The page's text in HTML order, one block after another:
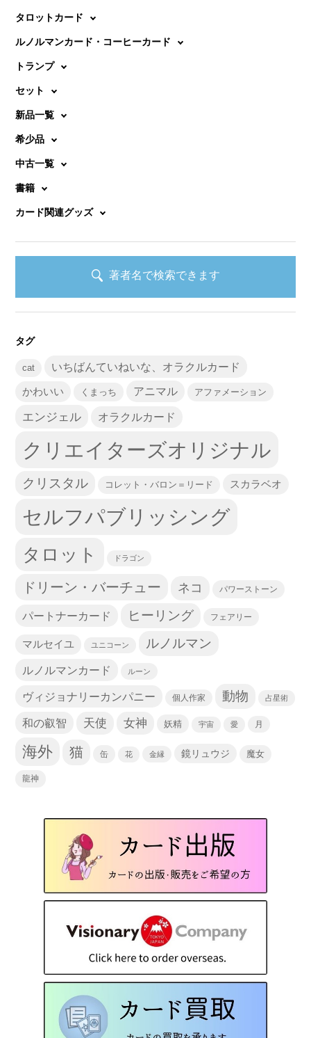
タロットカード
ルノルマンカード・コーヒーカード
トランプ
セット
新品一覧
希少品
中古一覧
書籍
カード関連グッズ
著者名で検索できます
タグ
cat いちばんていねいな、オラクルカード
かわいい くまっち アニマル アファメーション
エンジェル オラクルカード
クリエイターズオリジナル
クリスタル コレット・バロン＝リード スカラベオ
セルフパブリッシング
タロット ドラゴン
ドリーン・バーチュー ネコ パワーストーン
パートナーカード ヒーリング フェアリー
マルセイユ ユニコーン ルノルマン
ルノルマンカード ルーン
ヴィジョナリーカンパニー 個人作家 動物 占星術
和の叡智 天使 女神 妖精 宇宙 愛 月
海外 猫 缶 花 金縁 鏡リュウジ 魔女
龍神